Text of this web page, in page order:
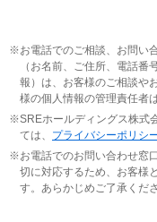
お電話でのご相談、お問い
（お名前、ご住所、電話
報）は、お客様のご相談や
様の個人情報の管理責任者
SREホールディングス株式
ては、 プライバシーポリシ
お電話でのお問い合わせ窓
切に対応するため、お客様
す。あらかじめご了承くださ